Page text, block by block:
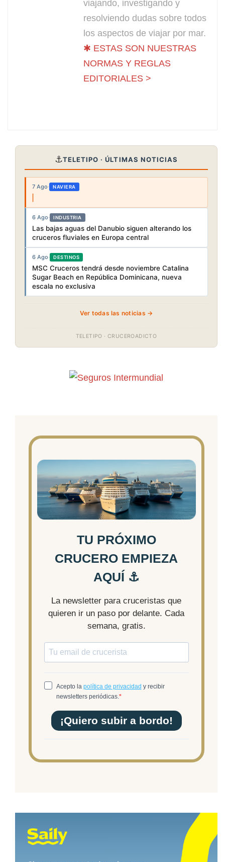
viajando, investigando y
resolviendo dudas sobre todos
los aspectos de viajar por mar.
✱ ESTAS SON NUESTRAS
NORMAS Y REGLAS
EDITORIALES >
⚓TELETIPO · ÚLTIMAS NOTICIAS
7 Ago· NAVIERA
6 Ago· INDUSTRIA
Las bajas aguas del Danubio siguen alterando los
cruceros fluviales en Europa central
6 Ago· DESTINOS
MSC Cruceros tendrá desde noviembre Catalina
Sugar Beach en República Dominicana, nueva
escala no exclusiva
Ver todas las noticias →
TELETIPO · CRUCEROADICTO